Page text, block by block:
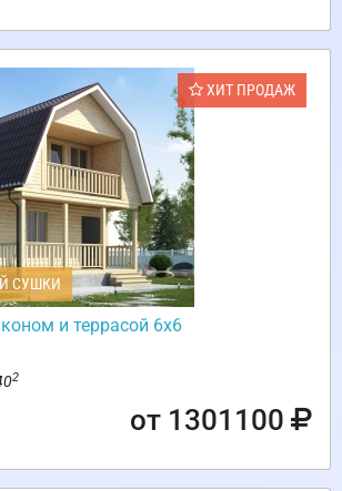
ХИТ ПРОДАЖ
СУШКИ
и террасой 6х6
2
от 1301100